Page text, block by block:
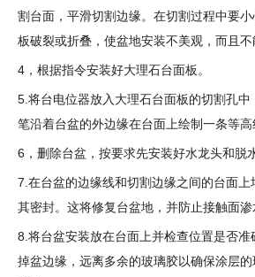
割台面，平滑切割边缘。在切割过程中要
板破裂或折叠，使盆地安装不美观，而且不
4，根据指令安装好大理石台面板。
5.将台电位器放入大理石台面板的切割孔
笔沿着台盆的外边缘在台面上绘制一条等高
6，删除台盆，按要求先安装好水龙头和脱
7.在台盆的边缘线和切割边缘之间的台面
其密封。这将修复台盆地，并防止接触面渗
8.将台盆安装放在台面上并检查位置是否
掉盆边缘，远离多余的玻璃胶以确保涂层